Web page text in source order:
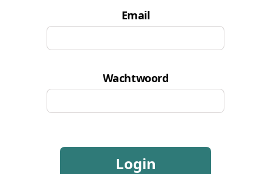
Email
Wachtwoord
Login